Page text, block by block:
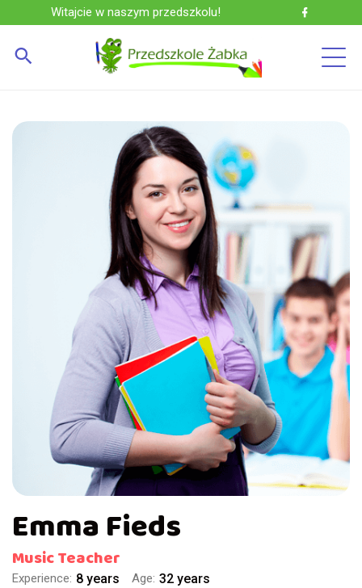
Witajcie w naszym przedszkolu!
Emma Fieds
Music Teacher
Experience: 8 years Age: 32 years